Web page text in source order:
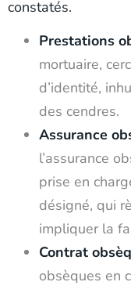
constatés.
Prestations
mortuaire,
d’identité,
des cendres.
Assurance
l’assurance
prise en
désigné, qui
impliquer la
Contrat
obsèques en